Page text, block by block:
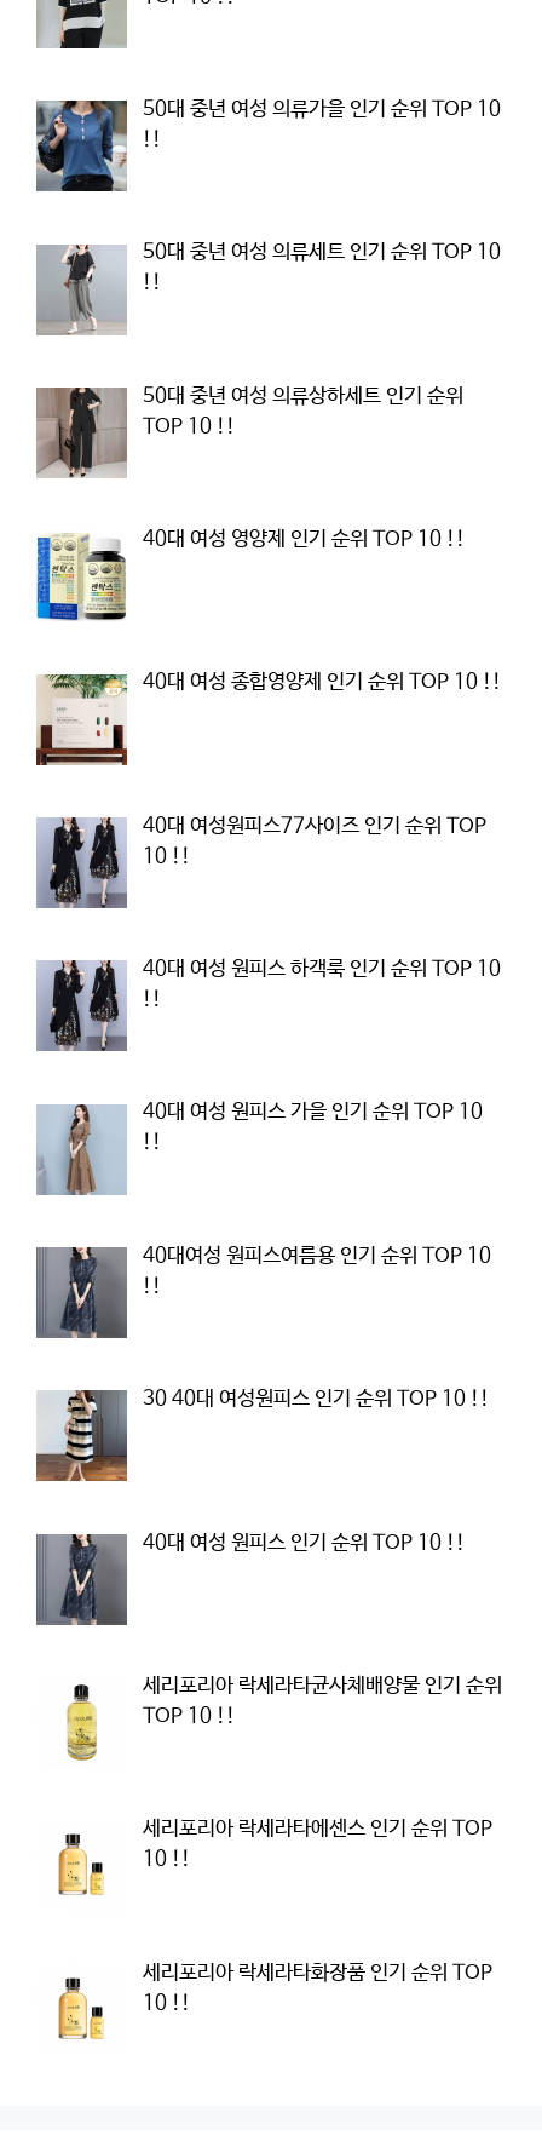
50대 중년 여성 의류가을 인기 순위 TOP 10
!!
50대 중년 여성 의류세트 인기 순위 TOP 10
!!
50대 중년 여성 의류상하세트 인기 순위
TOP 10 !!
40대 여성 영양제 인기 순위 TOP 10 !!
40대 여성 종합영양제 인기 순위 TOP 10 !!
40대 여성원피스77사이즈 인기 순위 TOP
10 !!
40대 여성 원피스 하객룩 인기 순위 TOP 10
!!
40대 여성 원피스 가을 인기 순위 TOP 10
!!
40대여성 원피스여름용 인기 순위 TOP 10
!!
30 40대 여성원피스 인기 순위 TOP 10 !!
40대 여성 원피스 인기 순위 TOP 10 !!
세리포리아 락세라타균사체배양물 인기 순위
TOP 10 !!
세리포리아 락세라타에센스 인기 순위 TOP
10 !!
세리포리아 락세라타화장품 인기 순위 TOP
10 !!